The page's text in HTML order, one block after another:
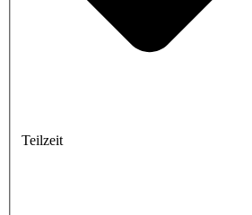
Teilzeit